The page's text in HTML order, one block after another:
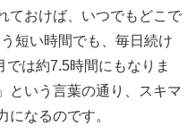
ておけば、いつでもどこで
短い時間でも、毎日続け
は約7.5時間にもなりま
という言葉の通り、スキマ
になるのです。